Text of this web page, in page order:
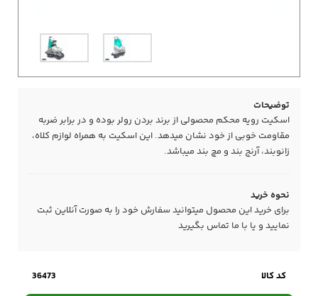
توضیحات
اسکیت رویه محکم محصولی از برند بردن رولر بوده و در برابر ضربه
مقاومت خوبی از خود نشان میدهد. این اسکیت به همراه لوازم کلاه،
زانوبند، آرنج بند و مچ بند میباشد.
نحوه خرید
برای خرید این محصول میتوانید سفارش خود را به صورت آنلاین ثبت
نمایید و یا با ما تماس بگیرید
کد کالا 36473